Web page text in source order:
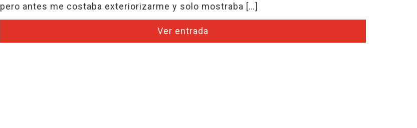
pero antes me costaba exteriorizarme y solo mostraba […]
Ver entrada